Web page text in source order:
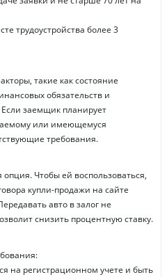
трудоустройства более 3
такие как состояние
обязательств и
заемщик планирует
или имеющемуся
требования.
Чтобы ей воспользоваться,
купли-продажи на сайте
авто в залог не
снизить процентную ставку.
на регистрационном учете и быть